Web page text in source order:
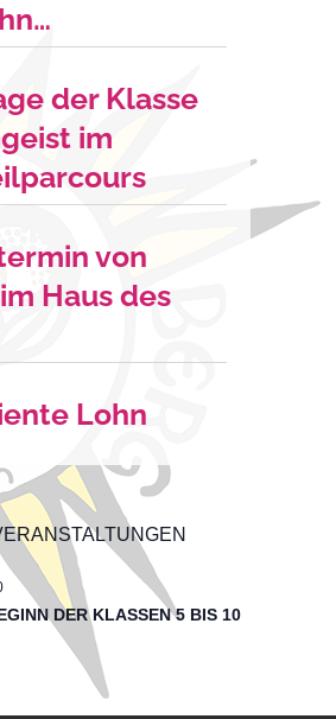
der Klasse
im
von
Haus des
Lohn
DER KLASSEN 5 BIS 10